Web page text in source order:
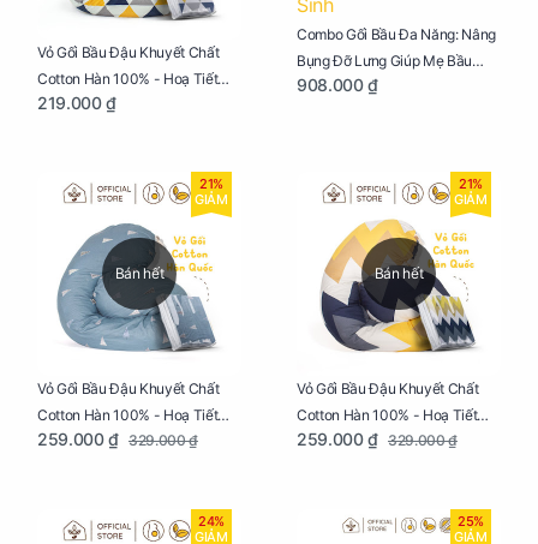
Vỏ Gối Bầu Đậu Khuyết Chất
Cotton Hàn 100% - Hoạ Tiết
Tam Giác
219.000 ₫
Combo Gối Bầu Đa Năng: Nâng
Bụng Đỡ Lưng Giúp Mẹ Bầu
Ngủ Ngon, Cho Bé Bú Sau Sinh
908.000 ₫
Bán hết
21%
GIẢM
Vỏ Gối Bầu Đậu Khuyết Chất
Cotton Hàn 100% - Hoạ Tiết
Thông Lạnh
259.000 ₫ 329.000 ₫
Bán hết
21%
GIẢM
Vỏ Gối Bầu Đậu Khuyết Chất
Cotton Hàn 100% - Hoạ Tiết
Ziczac
259.000 ₫ 329.000 ₫
24%
GIẢM
25%
GIẢM